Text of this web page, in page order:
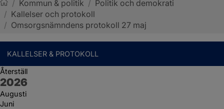
Sotenäs kommun
/ Kommun & politik / Politik och demokrati
/ Kallelser och protokoll
/ Omsorgsnämndens protokoll 27 maj
KALLELSER & PROTOKOLL
Återställ
År:
2026
Augusti
Juni